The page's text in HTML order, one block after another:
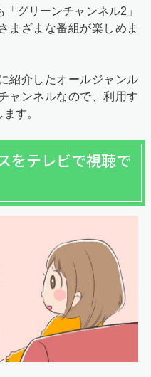
グリーンチャンネル2」
まざまな番組が楽しめま
紹介したオールジャンル
ャンネルなので、利用す
す。
をテレビで視聴で